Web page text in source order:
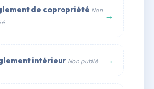
de copropriété Non →
intérieur Non publié →